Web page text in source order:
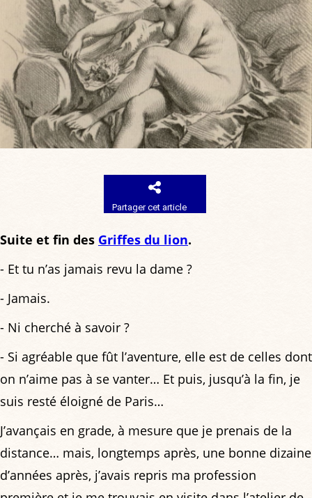
Partager cet article
Suite et fin des Griffes du lion.
- Et tu n’as jamais revu la dame ?
- Jamais.
- Ni cherché à savoir ?
- Si agréable que fût l’aventure, elle est de celles dont
on n’aime pas à se vanter… Et puis, jusqu’à la fin, je
suis resté éloigné de Paris…
J’avançais en grade, à mesure que je prenais de la
distance… mais, longtemps après, une bonne dizaine
d’années après, j’avais repris ma profession